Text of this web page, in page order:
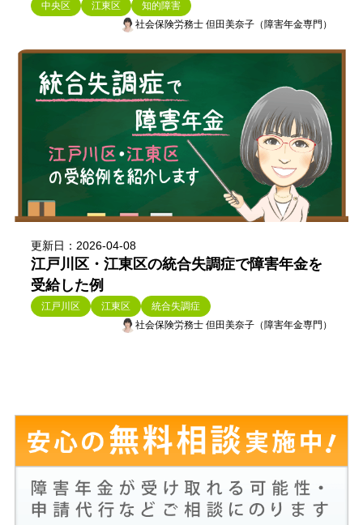
中央区 江東区
知的障害
社会保険労務士 但田美奈子（障害年金専門）
更新日：2026-04-08
江戸川区・江東区の統合失調症で障害年金を
受給した例
江戸川区 江東区
統合失調症
社会保険労務士 但田美奈子（障害年金専門）